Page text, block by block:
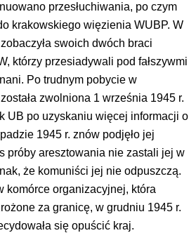
przesłuchiwania, po czym
krakowskiego więzienia WUBP. W
swoich dwóch braci
którzy przesiadywali pod fałszywmi
Po trudnym pobycie w
zwolniona 1 września 1945 r.
UB po uzyskaniu więcej informacji o
1945 r. znów podjęło jej
próby aresztowania nie zastali jej w
że komuniści jej nie odpuszczą.
komórce organizacyjnej, która
za granicę, w grudniu 1945 r.
się opuścić kraj.